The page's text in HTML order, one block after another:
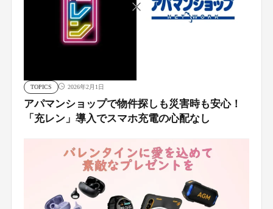
TOPICS 2026年2月1日
アパマンショップで物件探しも災害時も安心！
「充レン」導入でスマホ充電の心配なし